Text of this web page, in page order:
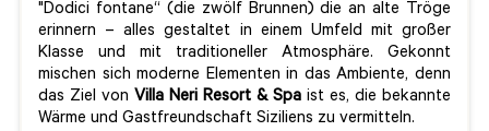
"Dodici fontane“ (die zwölf Brunnen) die an alte Tröge
erinnern – alles gestaltet in einem Umfeld mit großer
Klasse und mit traditioneller Atmosphäre. Gekonnt
mischen sich moderne Elementen in das Ambiente, denn
das Ziel von Villa Neri Resort & Spa ist es, die bekannte
Wärme und Gastfreundschaft Siziliens zu vermitteln.